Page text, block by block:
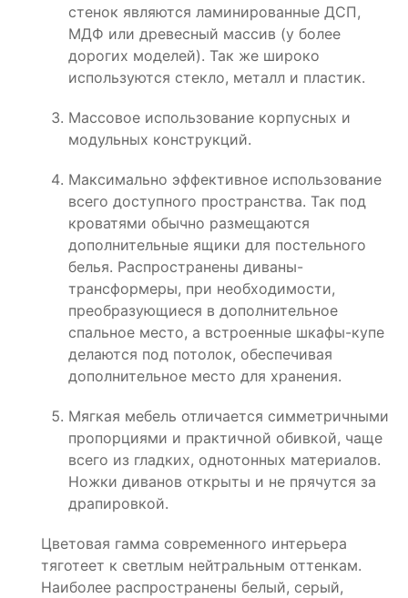
стенок являются ламинированные ДСП,
МДФ или древесный массив (у более
дорогих моделей). Так же широко
используются стекло, металл и пластик.
Массовое использование корпусных и
модульных конструкций.
Максимально эффективное использование
всего доступного пространства. Так под
кроватями обычно размещаются
дополнительные ящики для постельного
белья. Распространены диваны-
трансформеры, при необходимости,
преобразующиеся в дополнительное
спальное место, а встроенные шкафы-купе
делаются под потолок, обеспечивая
дополнительное место для хранения.
Мягкая мебель отличается симметричными
пропорциями и практичной обивкой, чаще
всего из гладких, однотонных материалов.
Ножки диванов открыты и не прячутся за
драпировкой.
Цветовая гамма современного интерьера
тяготеет к светлым нейтральным оттенкам.
Наиболее распространены белый, серый,